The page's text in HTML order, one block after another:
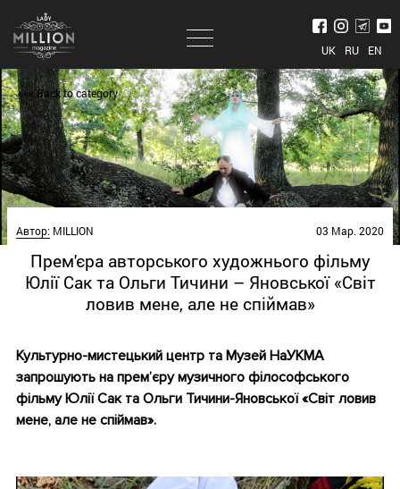
UK RU EN
<<< Back to category
Автор:MILLION 03 Мар. 2020
Прем'єра авторського художнього фільму
Юлії Сак та Ольги Тичини – Яновської «Світ
ловив мене, але не спіймав»
Культурно-мистецький центр та Музей НаУКМА
запрошують на прем’єру музичного філософського
фільму Юлії Сак та Ольги Тичини-Яновської «Світ ловив
мене, але не спіймав».